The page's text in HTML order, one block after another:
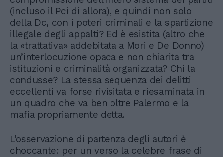
(incluso il Pci di allora), e quindi non solo
della Dc, con i poteri criminali e la spartizione
illegale degli appalti? Ed è esistita (altro che
la «trattativa» addebitata a Mori e De Donno)
un’interlocuzione opaca e non chiarita tra
istituzioni e criminalità organizzata? Chi la
condusse? La stessa sequenza dei delitti
eccellenti va forse rivisitata e riesaminata in
un quadro che va ben oltre Palermo e la
mafia propriamente detta.
L’osservazione di partenza degli autori è
choccante: per un verso la celebre frase di